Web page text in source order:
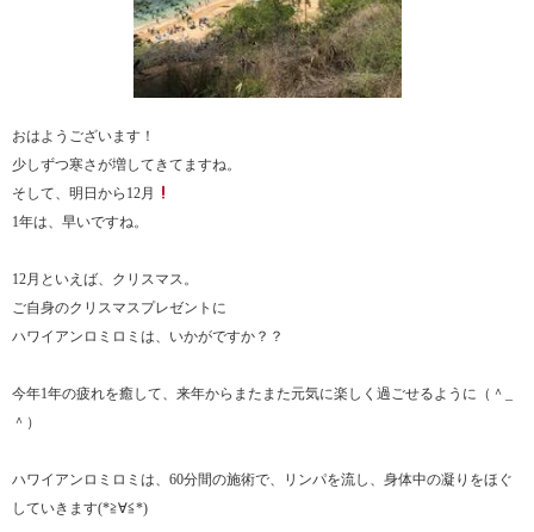
おはようございます！
少しずつ寒さが増してきてますね。
そして、明日から12月
1年は、早いですね。
12月といえば、クリスマス。
ご自身のクリスマスプレゼントに
ハワイアンロミロミは、いかがですか？？
今年1年の疲れを癒して、来年からまたまた元気に楽しく過ごせるように（＾_
＾）
ハワイアンロミロミは、60分間の施術で、リンパを流し、身体中の凝りをほぐ
していきます(*≧∀≦*)